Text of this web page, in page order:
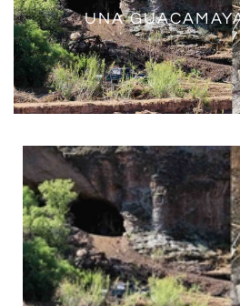
UNA
CUEVA DE